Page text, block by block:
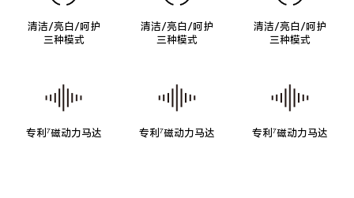
清洁/亮白/呵护
三种模式
清洁/亮白/呵护
三种模式
清洁/亮白/呵护
三种模式
专利 7磁动力马达 专利 7磁动力马达 专利7磁动力马达